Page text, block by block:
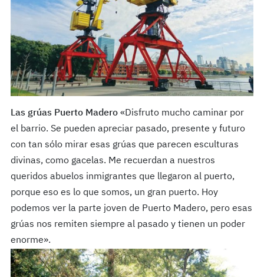
Las grúas Puerto Madero«Disfruto mucho caminar por
el barrio. Se pueden apreciar pasado, presente y futuro
con tan sólo mirar esas grúas que parecen esculturas
divinas, como gacelas. Me recuerdan a nuestros
queridos abuelos inmigrantes que llegaron al puerto,
porque eso es lo que somos, un gran puerto. Hoy
podemos ver la parte joven de Puerto Madero, pero esas
grúas nos remiten siempre al pasado y tienen un poder
enorme».